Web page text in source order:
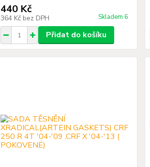
440 Kč
364 Kč bez DPH Skladem 6
Přidat do košíku